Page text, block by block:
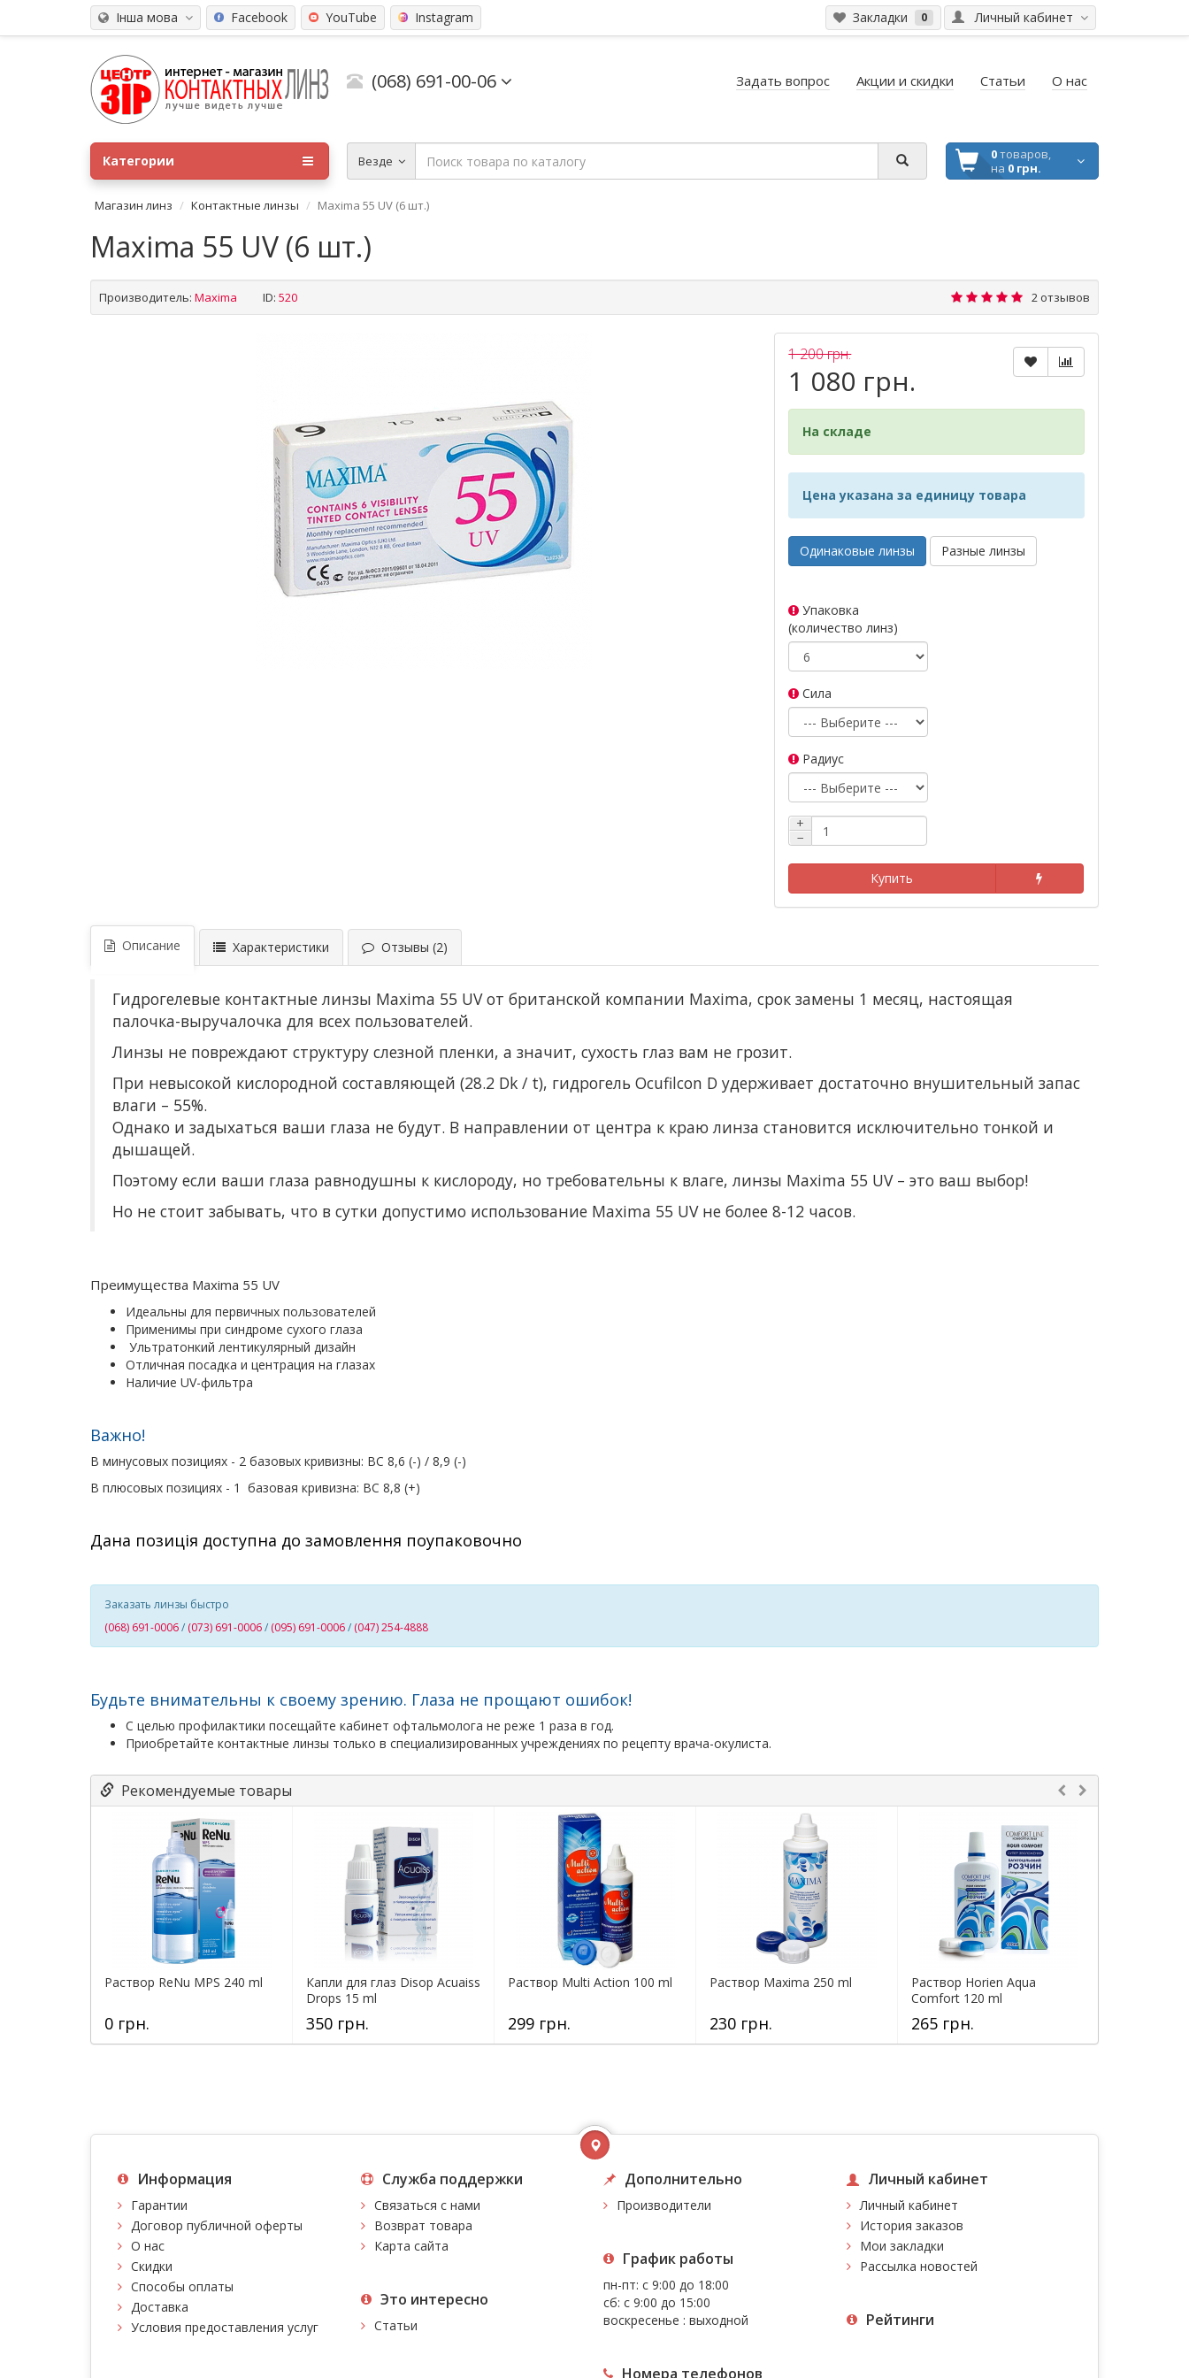
Інша мова Личный кабинет
Закладки 0
Facebook YouTube Instagram
(068) 691-00-06 Задать вопрос Акции и скидки Статьи О нас
Везде 0товаров,
на 0 грн.
Категории
Магазин линз Контактные линзы Maxima 55 UV (6 шт.)
Maxima 55 UV (6 шт.)
Производитель: Maxima ID: 520 2 отзывов
1 200 грн.
1 080 грн.
На складе
Цена указана за единицу товара
Одинаковые линзы Разные линзы
Упаковка
(количество линз)
Сила
Радиус
+
−
Купить
Описание Характеристики Отзывы (2)
Гидрогелевые контактные линзы Maxima 55 UV от британской компании Maxima, срок замены 1 месяц, настоящая
палочка-выручалочка для всех пользователей.
Линзы не повреждают структуру слезной пленки, а значит, сухость глаз вам не грозит.
При невысокой кислородной составляющей (28.2 Dk / t), гидрогель Ocufilcon D удерживает достаточно внушительный запас
влаги – 55%.
Однако и задыхаться ваши глаза не будут. В направлении от центра к краю линза становится исключительно тонкой и
дышащей.
Поэтому если ваши глаза равнодушны к кислороду, но требовательны к влаге, линзы Maxima 55 UV – это ваш выбор!
Но не стоит забывать, что в сутки допустимо использование Maxima 55 UV не более 8-12 часов.
Преимущества Maxima 55 UV
Идеальны для первичных пользователей
Применимы при синдроме сухого глаза
Ультратонкий лентикулярный дизайн
Отличная посадка и центрация на глазах
Наличие UV-фильтра
Важно!
В минусовых позициях - 2 базовых кривизны: ВС 8,6 (-) / 8,9 (-)
В плюсовых позициях - 1 базовая кривизна: ВС 8,8 (+)
Дана позиція доступна до замовлення поупаковочно
Заказать линзы быстро
(068) 691-0006/ (073) 691-0006/ (095) 691-0006/ (047) 254-4888
Будьте внимательны к своему зрению. Глаза не прощают ошибок!
С целью профилактики посещайте кабинет офтальмолога не реже 1 раза в год.
Приобретайте контактные линзы только в специализированных учреждениях по рецепту врача-окулиста.
Рекомендуемые товары
Раствор ReNu MPS 240 ml
0 грн.
Капли для глаз Disop Acuaiss
Drops 15 ml
350 грн.
Раствор Multi Action 100 ml
299 грн.
Раствор Maxima 250 ml
230 грн.
Раствор Horien Aqua
Comfort 120 ml
265 грн.
Информация
Гарантии
Договор публичной оферты
О нас
Скидки
Способы оплаты
Доставка
Условия предоставления услуг
Служба поддержки
Связаться с нами
Возврат товара
Карта сайта
Это интересно
Статьи
Дополнительно
Производители
График работы
пн-пт: с 9:00 до 18:00
сб: с 9:00 до 15:00
воскресенье : выходной
Номера телефонов
Личный кабинет
Личный кабинет
История заказов
Мои закладки
Рассылка новостей
Рейтинги